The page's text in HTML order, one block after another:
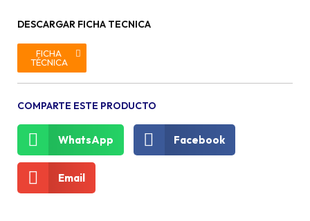
DESCARGAR FICHA TECNICA
FICHA
TÉCNICA
COMPARTE ESTE PRODUCTO
WhatsApp Facebook
Email